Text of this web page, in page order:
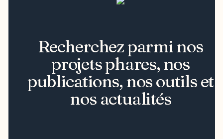
Recherchez parmi nos
projets phares, nos
publications, nos outils et
nos actualités